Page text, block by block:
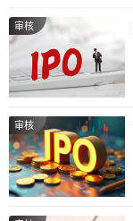
审核
审核